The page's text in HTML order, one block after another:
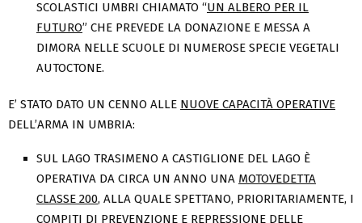
SCOLASTICI UMBRI CHIAMATO “UN ALBERO PER IL
FUTURO” CHE PREVEDE LA DONAZIONE E MESSA A
DIMORA NELLE SCUOLE DI NUMEROSE SPECIE VEGETALI
AUTOCTONE.
E’ STATO DATO UN CENNO ALLE NUOVE CAPACITÀ OPERATIVE
DELL’ARMA IN UMBRIA:
SUL LAGO TRASIMENO A CASTIGLIONE DEL LAGO È
OPERATIVA DA CIRCA UN ANNO UNA MOTOVEDETTA
CLASSE 200, ALLA QUALE SPETTANO, PRIORITARIAMENTE, I
COMPITI DI PREVENZIONE E REPRESSIONE DELLE